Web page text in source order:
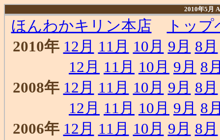
2010年5月
ほんわかキリン本店
トッ
2010年 12月 11月 10月 9月 8月
12月 11月 10月 9月 8
2008年 12月 11月 10月 9月 8月
12月 11月 10月 9月 8
2006年 12月 11月 10月 9月 8月